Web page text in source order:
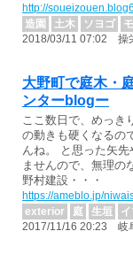
http://
造園
土木 ソヨゴ
2018/03/11 07:02 操
大野町で庭木・
ンターblogー
ここ数日で、めっき
の動きも硬くなるの
んね。 と思った矢
ませんので、無理の
野村建設・・・
https://ameblo.jp/
exterior
庭 生垣
2017/11/16 20:23 岐